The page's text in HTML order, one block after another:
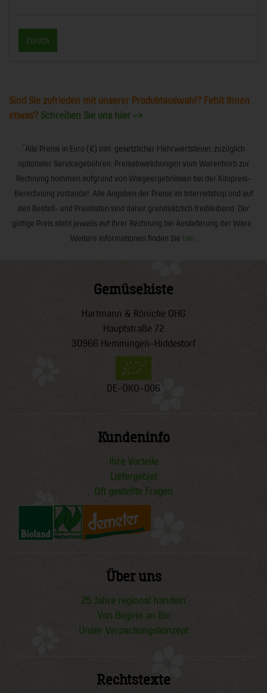
Zurück
Sind Sie zufrieden mit unserer Produktauswahl? Fehlt Ihnen
etwas? Schreiben Sie uns hier ->
*Alle Preise in Euro (€) inkl. gesetzlicher Mehrwertsteuer, zuzüglich
optionaler Servicegebühren. Preisabweichungen vom Warenkorb zur
Rechnung kommen aufgrund von Wiegeergebnissen bei der Kilopreis-
Berechnung zustande! Alle Angaben der Preise im Internetshop und auf
den Bestell- und Preislisten sind daher grundsätzlich freibleibend. Der
gültige Preis steht jeweils auf Ihrer Rechnung bei Auslieferung der Ware.
Weitere Informationen finden Sie hier
Gemüsekiste
Hartmann & Rönicke OHG
Hauptstraße 72
30966 Hemmingen-Hiddestorf
DE-ÖKO-006
Kundeninfo
Ihre Vorteile
Liefergebiet
Oft gestellte Fragen
Über uns
25 Jahre regional handeln
Von Beginn an Bio
Unser Verpackungskonzept
Rechtstexte